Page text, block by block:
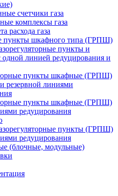
счетчики газа
комплексы газа
расхода газа
пункты шкафного типа (ГРПШ)
пункты и
одной линией редуцирования и
пункты шкафные (ГРПШ)
резервной линиями
пункты шкафные (ГРПШ)
редуцирования
пункты (ГРПШ)
редуцирования
(блочные, модульные)